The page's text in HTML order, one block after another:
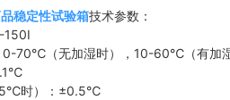
稳定性试验箱技术参数：
150I
0-70℃（无加湿时），10-60℃（有加湿
时）：±0.5℃